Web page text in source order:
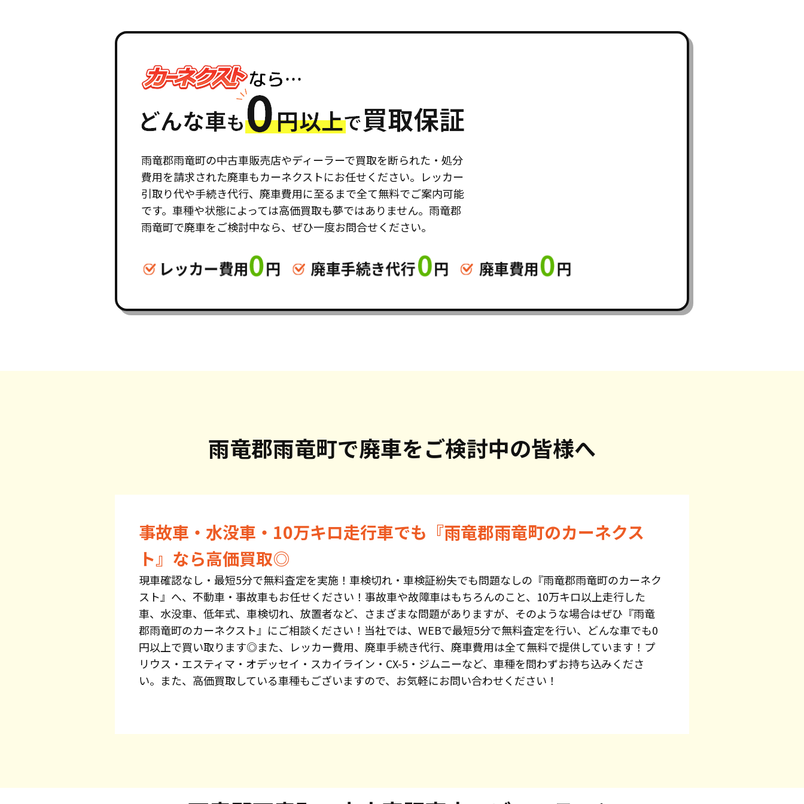
雨竜郡雨竜町の中古車販売店やディーラーで買取を断られた・処分
費用を請求された廃車もカーネクストにお任せください。レッカー
引取り代や手続き代行、廃車費用に至るまで全て無料でご案内可能
です。車種や状態によっては高価買取も夢ではありません。雨竜郡
雨竜町で廃車をご検討中なら、ぜひ一度お問合せください。
雨竜郡雨竜町で廃車をご検討中の皆様へ
事故車・水没車・10万キロ走行車でも『雨竜郡雨竜町のカーネクス
ト』なら高価買取◎
現車確認なし・最短5分で無料査定を実施！車検切れ・車検証紛失でも問題なしの『雨竜郡雨竜町のカーネク
スト』へ、不動車・事故車もお任せください！事故車や故障車はもちろんのこと、10万キロ以上走行した
車、水没車、低年式、車検切れ、放置者など、さまざまな問題がありますが、そのような場合はぜひ『雨竜
郡雨竜町のカーネクスト』にご相談ください！当社では、WEBで最短5分で無料査定を行い、どんな車でも0
円以上で買い取ります◎また、レッカー費用、廃車手続き代行、廃車費用は全て無料で提供しています！プ
リウス・エスティマ・オデッセイ・スカイライン・CX-5・ジムニーなど、車種を問わずお持ち込みくださ
い。また、高価買取している車種もございますので、お気軽にお問い合わせください！